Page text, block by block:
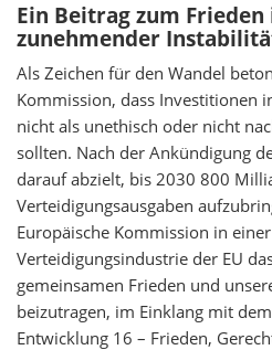
Ein Beitrag zum
zunehmender
Als Zeichen für den Wandel
Kommission, dass Investitionen
nicht als unethisch oder nicht
sollten. Nach der Ankündigung
darauf abzielt, bis 2030 800
Verteidigungsausgaben
Europäische Kommission in
Verteidigungsindustrie der EU
gemeinsamen Frieden und
beizutragen, im Einklang mit
Entwicklung 16 – Frieden,